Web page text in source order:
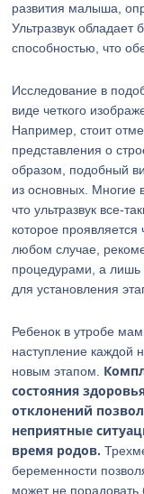
развития малыша,
Ультразвук
способностью, что
Исследование в
виде четкого
Например, стоит
представления о
образом, подобный
из основных. Многие
что ультразвук все-
которое проявляется
любом случае,
процедурами, а лишь
для установления
Ребенок в утробе
наступление каждой
новым этапом.
состояния
отклонений
неприятные
время родов.
беременности
может не